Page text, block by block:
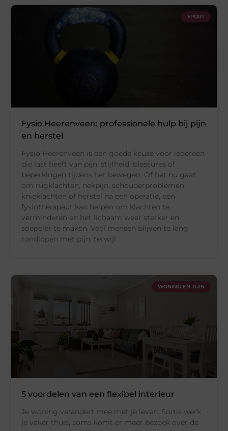
SPORT
Fysio Heerenveen: professionele hulp bij pijn
en herstel
Fysio Heerenveen is een goede keuze voor iedereen
die last heeft van pijn, stijfheid, blessures of
beperkingen tijdens het bewegen. Of het nu gaat
om rugklachten, nekpijn, schouderproblemen,
knieklachten of herstel na een operatie, een
fysiotherapeut kan helpen om klachten te
verminderen en het lichaam weer sterker en
soepeler te maken. Veel mensen blijven te lang
rondlopen met pijn, terwijl
WONING EN TUIN
5 voordelen van een flexibel interieur
Je woning verandert mee met je leven. Soms werk
je vaker thuis, soms komt er meer bezoek over de